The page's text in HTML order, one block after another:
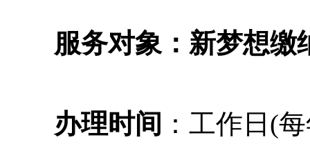
服务对象：新梦想缴
办理时间 ：工作日(